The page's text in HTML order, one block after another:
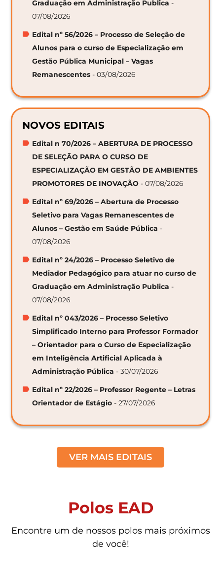
Graduação em Administração Publica -
07/08/2026
Edital nº 56/2026 – Processo de Seleção de
Alunos para o curso de Especialização em
Gestão Pública Municipal – Vagas
Remanescentes - 03/08/2026
NOVOS EDITAIS
Edital n 70/2026 – ABERTURA DE PROCESSO
DE SELEÇÃO PARA O CURSO DE
ESPECIALIZAÇÃO EM GESTÃO DE AMBIENTES
PROMOTORES DE INOVAÇÃO - 07/08/2026
Edital nº 69/2026 – Abertura de Processo
Seletivo para Vagas Remanescentes de
Alunos – Gestão em Saúde Pública -
07/08/2026
Edital nº 24/2026 – Processo Seletivo de
Mediador Pedagógico para atuar no curso de
Graduação em Administração Publica -
07/08/2026
Edital nº 043/2026 – Processo Seletivo
Simplificado Interno para Professor Formador
– Orientador para o Curso de Especialização
em Inteligência Artificial Aplicada à
Administração Pública - 30/07/2026
Edital nº 22/2026 – Professor Regente – Letras
Orientador de Estágio - 27/07/2026
VER MAIS EDITAIS
Polos EAD
Encontre um de nossos polos mais próximos
de você!